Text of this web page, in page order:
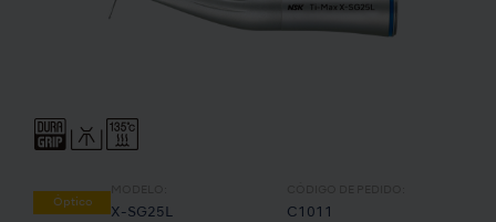
Óptico
X-SG25L C1011